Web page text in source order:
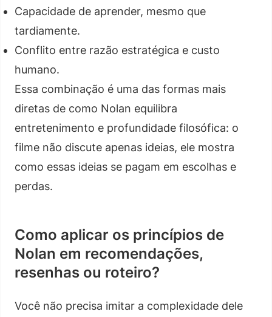
Capacidade de aprender, mesmo que
tardiamente.
Conflito entre razão estratégica e custo
humano.
Essa combinação é uma das formas mais
diretas de como Nolan equilibra
entretenimento e profundidade filosófica: o
filme não discute apenas ideias, ele mostra
como essas ideias se pagam em escolhas e
perdas.
Como aplicar os princípios de
Nolan em recomendações,
resenhas ou roteiro?
Você não precisa imitar a complexidade dele